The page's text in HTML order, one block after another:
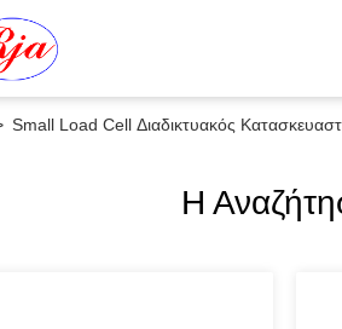
Small Load Cell Διαδικτυακός
Η